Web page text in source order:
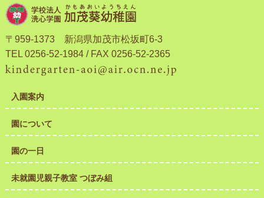
〒959-1373 新潟県加茂市松坂町6-3
TEL 0256-52-1984 / FAX 0256-52-2365
入園案内
園について
園の一日
未就園児親子教室 つぼみ組